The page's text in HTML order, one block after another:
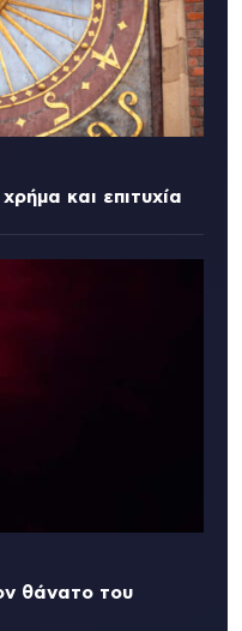
και επιτυχία
θάνατο του